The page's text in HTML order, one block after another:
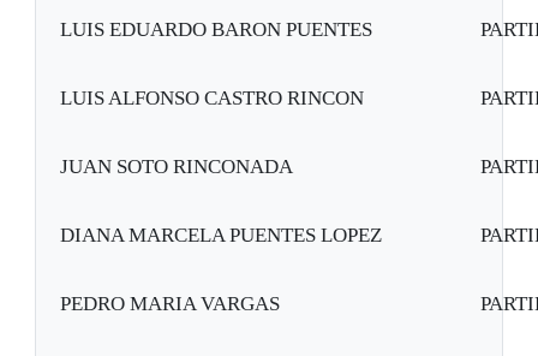
LUIS EDUARDO BARON PUENTES
LUIS ALFONSO CASTRO RINCON
JUAN SOTO RINCONADA
DIANA MARCELA PUENTES LOPEZ
PEDRO MARIA VARGAS